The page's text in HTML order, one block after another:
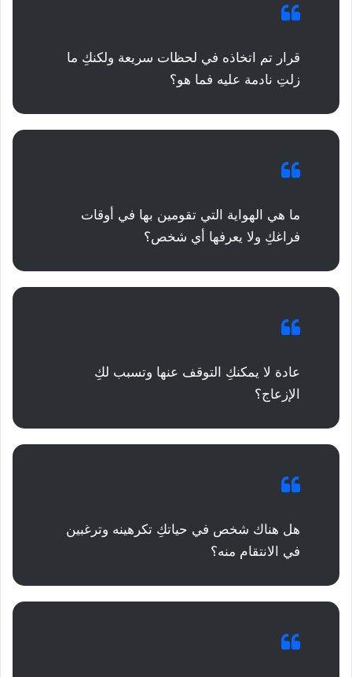
قرار تم اتخاذه في لحظات سريعة ولكنكِ ما
زلتِ نادمة عليه فما هو؟
ما هي الهواية التي تقومين بها في أوقات
فراغكِ ولا يعرفها أي شخص؟
عادة لا يمكنكِ التوقف عنها وتسبب لكِ
الإزعاج؟
هل هناك شخص في حياتكِ تكرهينه وترغبين
في الانتقام منه؟